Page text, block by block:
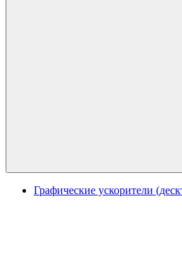
Графические ускорители